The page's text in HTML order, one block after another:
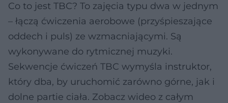
Co to jest TBC? To zajęcia typu dwa w jednym
– łączą ćwiczenia aerobowe (przyśpieszające
oddech i puls) ze wzmacniającymi. Są
wykonywane do rytmicznej muzyki.
Sekwencje ćwiczeń TBC wymyśla instruktor,
który dba, by uruchomić zarówno górne, jak i
dolne partie ciała. Zobacz wideo z całym